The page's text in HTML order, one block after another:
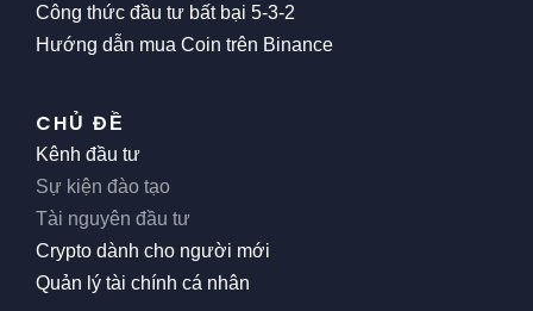
Công thức đầu tư bất bại 5-3-2
Hướng dẫn mua Coin trên Binance
CHỦ ĐỀ
Kênh đầu tư
Sự kiện đào tạo
Tài nguyên đầu tư
Crypto dành cho người mới
Quản lý tài chính cá nhân